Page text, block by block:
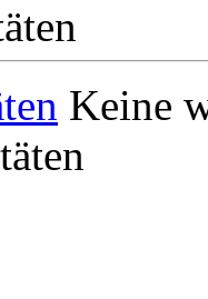
Keine